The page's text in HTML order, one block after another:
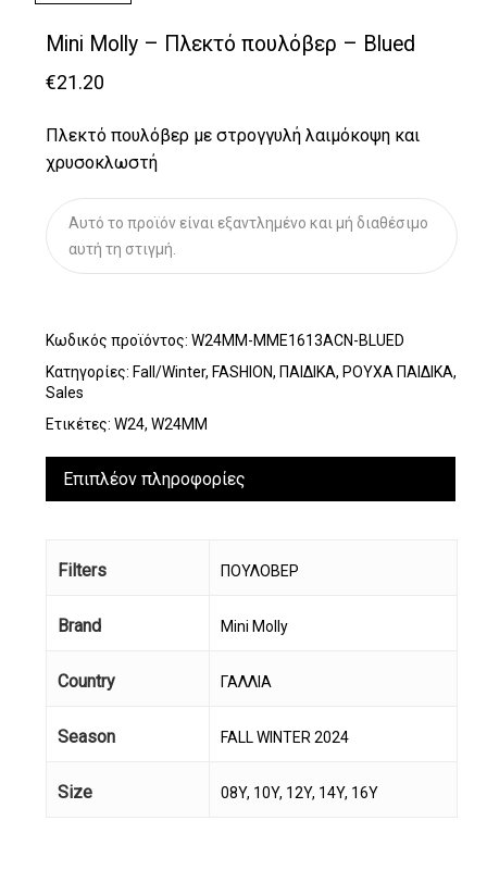
Mini Molly – Πλεκτό πουλόβερ – Blued
€21.20
Πλεκτό πουλόβερ με στρογγυλή λαιμόκοψη και
χρυσοκλωστή
Αυτό το προϊόν είναι εξαντλημένο και μή διαθέσιμο
αυτή τη στιγμή.
Κωδικός προϊόντος: W24MM-MME1613ACN-BLUED
Κατηγορίες: Fall/Winter, FASHION, ΠΑΙΔΙΚΑ, ΡΟΥΧΑ ΠΑΙΔΙΚΑ,
Sales
Ετικέτες: W24, W24MM
Επιπλέον πληροφορίες
Filters ΠΟΥΛΟΒΕΡ
Brand Mini Molly
Country ΓΑΛΛΙΑ
Season FALL WINTER 2024
Size 08Y, 10Y, 12Y, 14Y, 16Y